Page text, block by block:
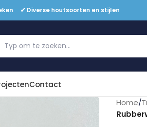
✔ Diverse houtsoorten en stijlen
Contact
Home/